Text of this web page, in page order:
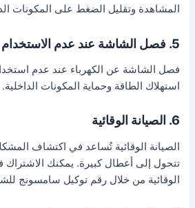
المشاهدة وتقليل الضغط على المكونات
5. فصل الشاشة عند عدم الاستخدام
فصل الشاشة عن الكهرباء عند عدم
استهلاك الطاقة وحماية المكونات الداخلية.
6. الصيانة الوقائية
الصيانة الوقائية تُساعد في اكتشاف
تتحول إلى أعطال كبيرة. يمكنك الاشتراك
الوقائية من خلال رقم توكيل سامسونج